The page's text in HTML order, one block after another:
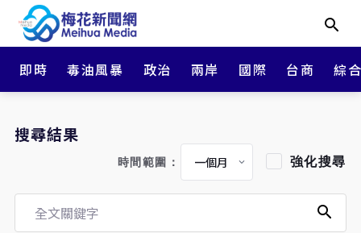
即時 毒油風暴 政治 兩岸 國際 台商 綜
搜尋結果
時間範圍： 強化搜尋